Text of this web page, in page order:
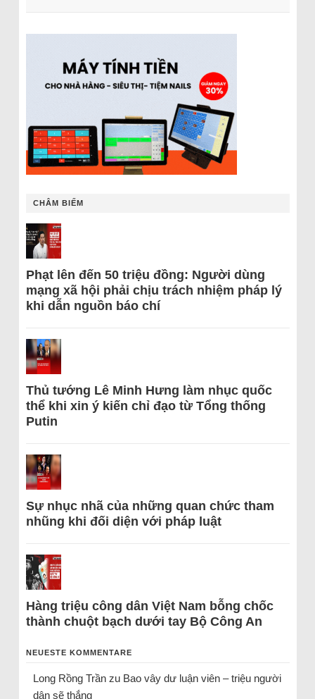
CHÂM BIẾM
Phạt lên đến 50 triệu đồng: Người dùng
mạng xã hội phải chịu trách nhiệm pháp lý
khi dẫn nguồn báo chí
Thủ tướng Lê Minh Hưng làm nhục quốc
thể khi xin ý kiến chỉ đạo từ Tổng thống
Putin
Sự nhục nhã của những quan chức tham
nhũng khi đối diện với pháp luật
Hàng triệu công dân Việt Nam bỗng chốc
thành chuột bạch dưới tay Bộ Công An
NEUESTE KOMMENTARE
Long Rồng Trầnzu Bao vây dư luận viên – triệu người
dân sẽ thắng